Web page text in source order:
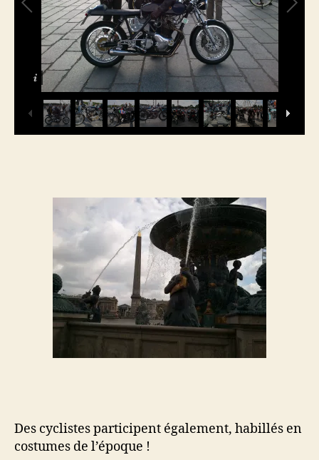
Des cyclistes participent également, habillés en
costumes de l’époque !